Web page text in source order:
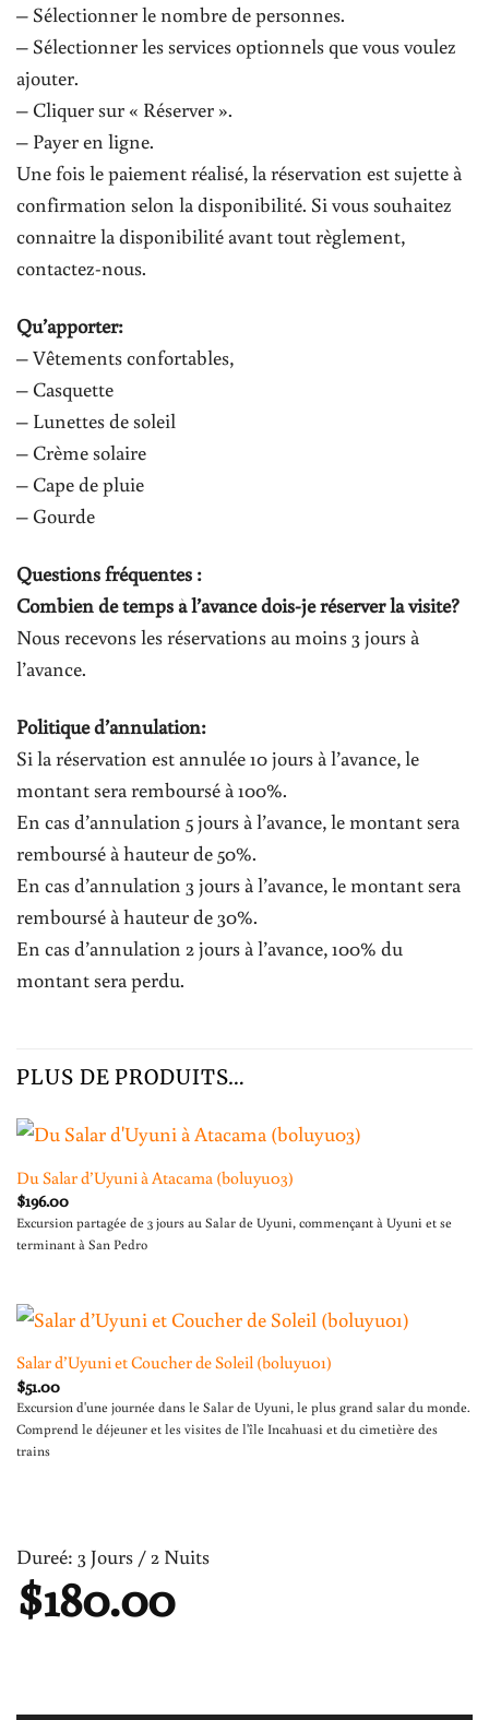
– Sélectionner le nombre de personnes.
– Sélectionner les services optionnels que vous voulez
ajouter.
– Cliquer sur « Réserver ».
– Payer en ligne.
Une fois le paiement réalisé, la réservation est sujette à
confirmation selon la disponibilité. Si vous souhaitez
connaitre la disponibilité avant tout règlement,
contactez-nous.
Qu’apporter:
– Vêtements confortables,
– Casquette
– Lunettes de soleil
– Crème solaire
– Cape de pluie
– Gourde
Questions fréquentes :
Combien de temps à l’avance dois-je réserver la visite?
Nous recevons les réservations au moins 3 jours à
l’avance.
Politique d’annulation:
Si la réservation est annulée 10 jours à l’avance, le
montant sera remboursé à 100%.
En cas d’annulation 5 jours à l’avance, le montant sera
remboursé à hauteur de 50%.
En cas d’annulation 3 jours à l’avance, le montant sera
remboursé à hauteur de 30%.
En cas d’annulation 2 jours à l’avance, 100% du
montant sera perdu.
PLUS DE PRODUITS…
Du Salar d’Uyuni à Atacama (boluyu03)
$196.00
Excursion partagée de 3 jours au Salar de Uyuni, commençant à Uyuni et se
terminant à San Pedro
Salar d’Uyuni et Coucher de Soleil (boluyu01)
$51.00
Excursion d'une journée dans le Salar de Uyuni, le plus grand salar du monde.
Comprend le déjeuner et les visites de l'île Incahuasi et du cimetière des
trains
Dureé: 3 Jours / 2 Nuits
$180.00